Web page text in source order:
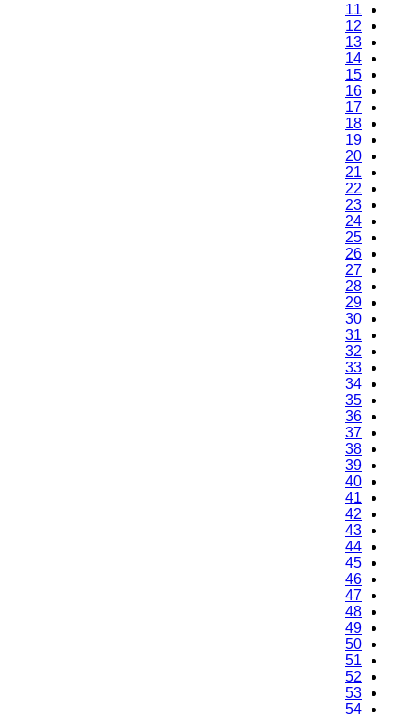
11
12
13
14
15
16
17
18
19
20
21
22
23
24
25
26
27
28
29
30
31
32
33
34
35
36
37
38
39
40
41
42
43
44
45
46
47
48
49
50
51
52
53
54